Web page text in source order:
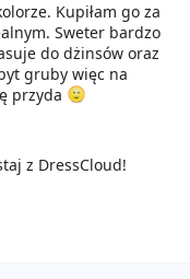
Kupiłam go za
Sweter bardzo
do dżinsów oraz
gruby więc na
przyda
z DressCloud!